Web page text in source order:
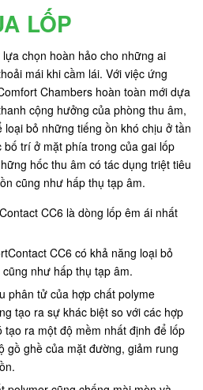
LỐP
lựa chọn hoàn hảo cho những ai
mái khi cầm lái. Với việc ứng
Chambers hoàn toàn mới dựa
cộng hưởng của phòng thu âm,
bỏ những tiếng ồn khó chịu ở tần
trí ở mặt phía trong của gai lốp
hốc thu âm có tác dụng triệt tiêu
cũng như hấp thụ tạp âm.
CC6 là dòng lốp êm ái nhất
CC6 có khả năng loại bỏ
như hấp thụ tạp âm.
phân tử của hợp chất polyme
tạo ra sự khác biệt so với các hợp
tạo ra một độ mềm nhất định để lốp
gồ ghề của mặt đường, giảm rung